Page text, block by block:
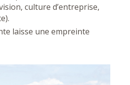
culture d’entreprise,
laisse une empreinte